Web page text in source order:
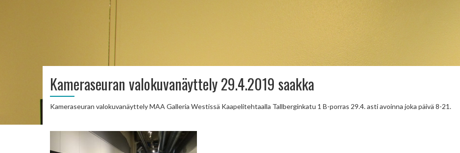
Kameraseuran valokuvanäyttely 29.4.2019 saakka
Kameraseuran valokuvanäyttely MAA Galleria Westissä Kaapelitehtaalla Tallberginkatu 1 B-porras 29.4. asti avoinna joka päivä 8-21.